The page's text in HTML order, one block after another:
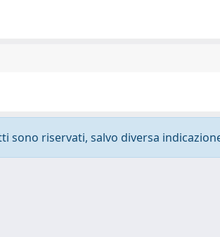
riservati, salvo diversa